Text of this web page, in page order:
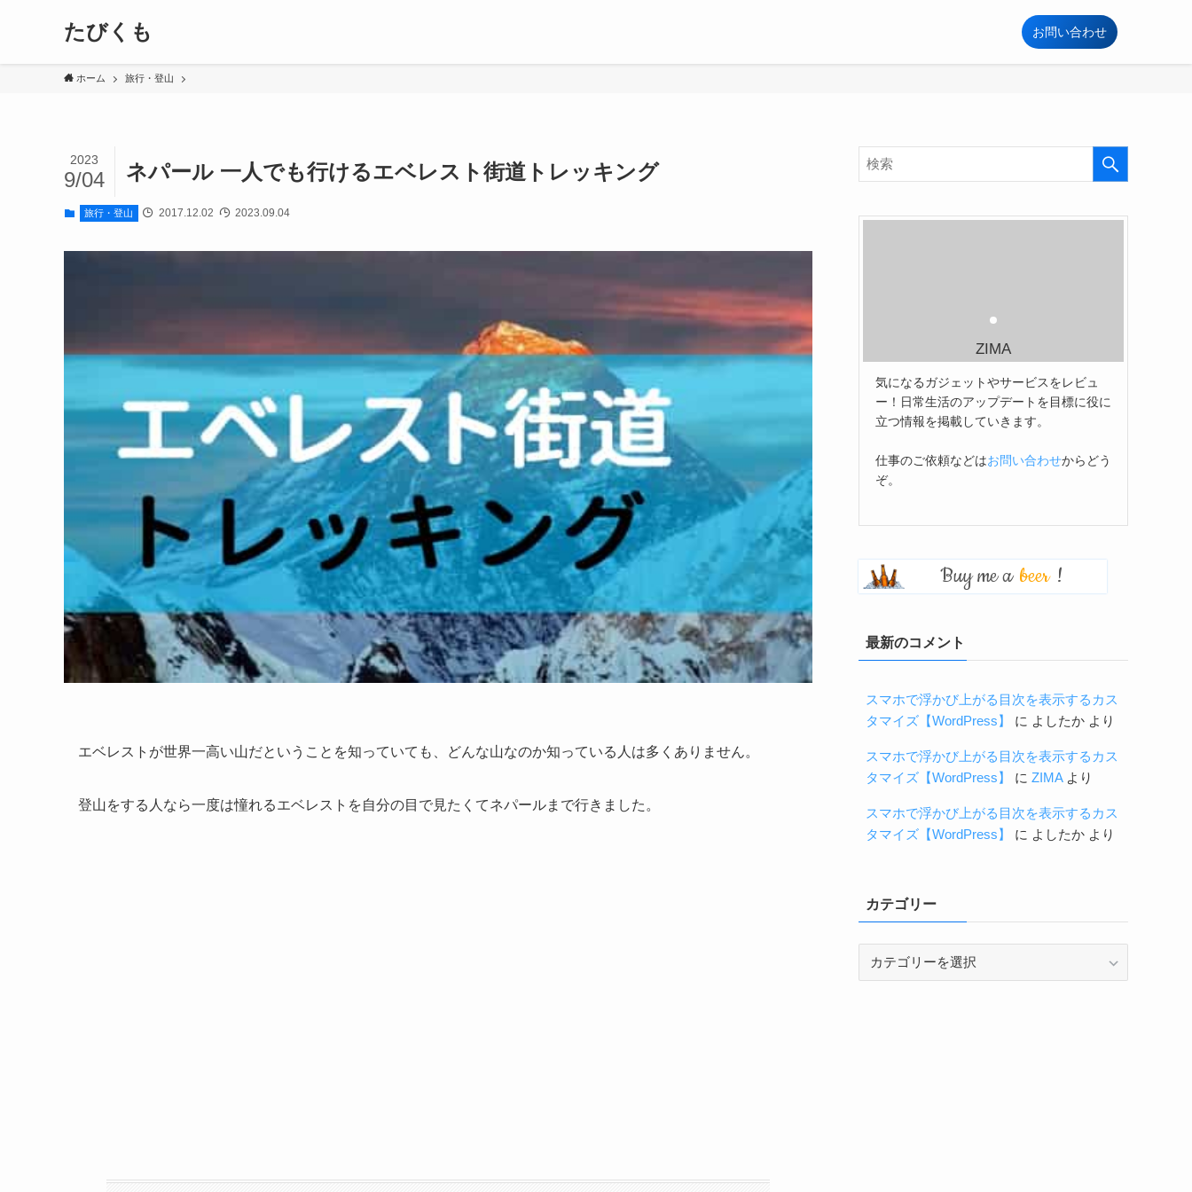
たびくも お問い合わせ
ホーム 旅行・登山
ネパール 一人でも行けるエベレスト街道トレッキング
2023
9/04
旅行・登山 2017.12.02 2023.09.04
エベレストが世界一高い山だということを知っていても、どんな山なのか知っている人は多くありません。
登山をする人なら一度は憧れるエベレストを自分の目で見たくてネパールまで行きました。
ZIMA
気になるガジェットやサービスをレビュ
ー！日常生活のアップデートを目標に役に
立つ情報を掲載していきます。
仕事のご依頼などはお問い合わせからどう
ぞ。
Buy me a beer !
最新のコメント
スマホで浮かび上がる目次を表示するカス
タマイズ【WordPress】
に よしたか より
スマホで浮かび上がる目次を表示するカス
タマイズ【WordPress】
に ZIMAより
スマホで浮かび上がる目次を表示するカス
タマイズ【WordPress】
に よしたか より
カテゴリー